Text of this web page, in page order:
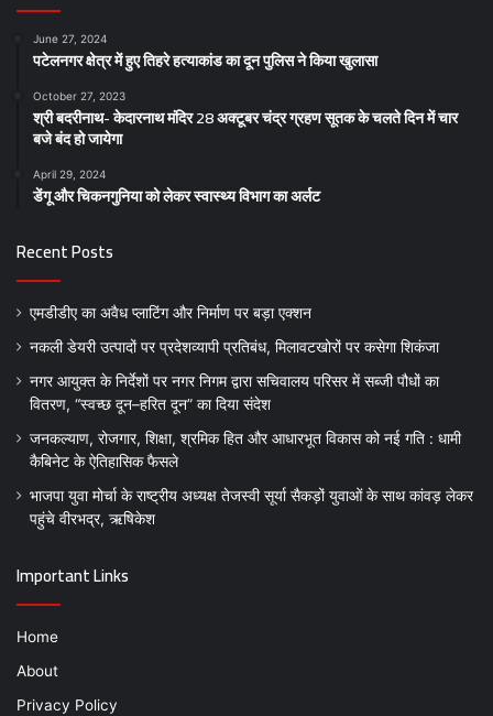
June 27, 2024
पटेलनगर क्षेत्र में हुए तिहरे हत्याकांड का दून पुलिस ने किया खुलासा
October 27, 2023
श्री बदरीनाथ- केदारनाथ मंदिर 28 अक्टूबर चंद्र ग्रहण सूतक के चलते दिन में चार
बजे बंद हो जायेगा
April 29, 2024
डेंगू और चिकनगुनिया को लेकर स्वास्थ्य विभाग का अर्लट
Recent Posts
एमडीडीए का अवैध प्लाटिंग और निर्माण पर बड़ा एक्शन
नकली डेयरी उत्पादों पर प्रदेशव्यापी प्रतिबंध, मिलावटखोरों पर कसेगा शिकंजा
नगर आयुक्त के निर्देशों पर नगर निगम द्वारा सचिवालय परिसर में सब्जी पौधों का
वितरण, “स्वच्छ दून–हरित दून” का दिया संदेश
जनकल्याण, रोजगार, शिक्षा, श्रमिक हित और आधारभूत विकास को नई गति : धामी
कैबिनेट के ऐतिहासिक फैसले
भाजपा युवा मोर्चा के राष्ट्रीय अध्यक्ष तेजस्वी सूर्या सैकड़ों युवाओं के साथ कांवड़ लेकर
पहुंचे वीरभद्र, ऋषिकेश
Important Links
Home
About
Privacy Policy